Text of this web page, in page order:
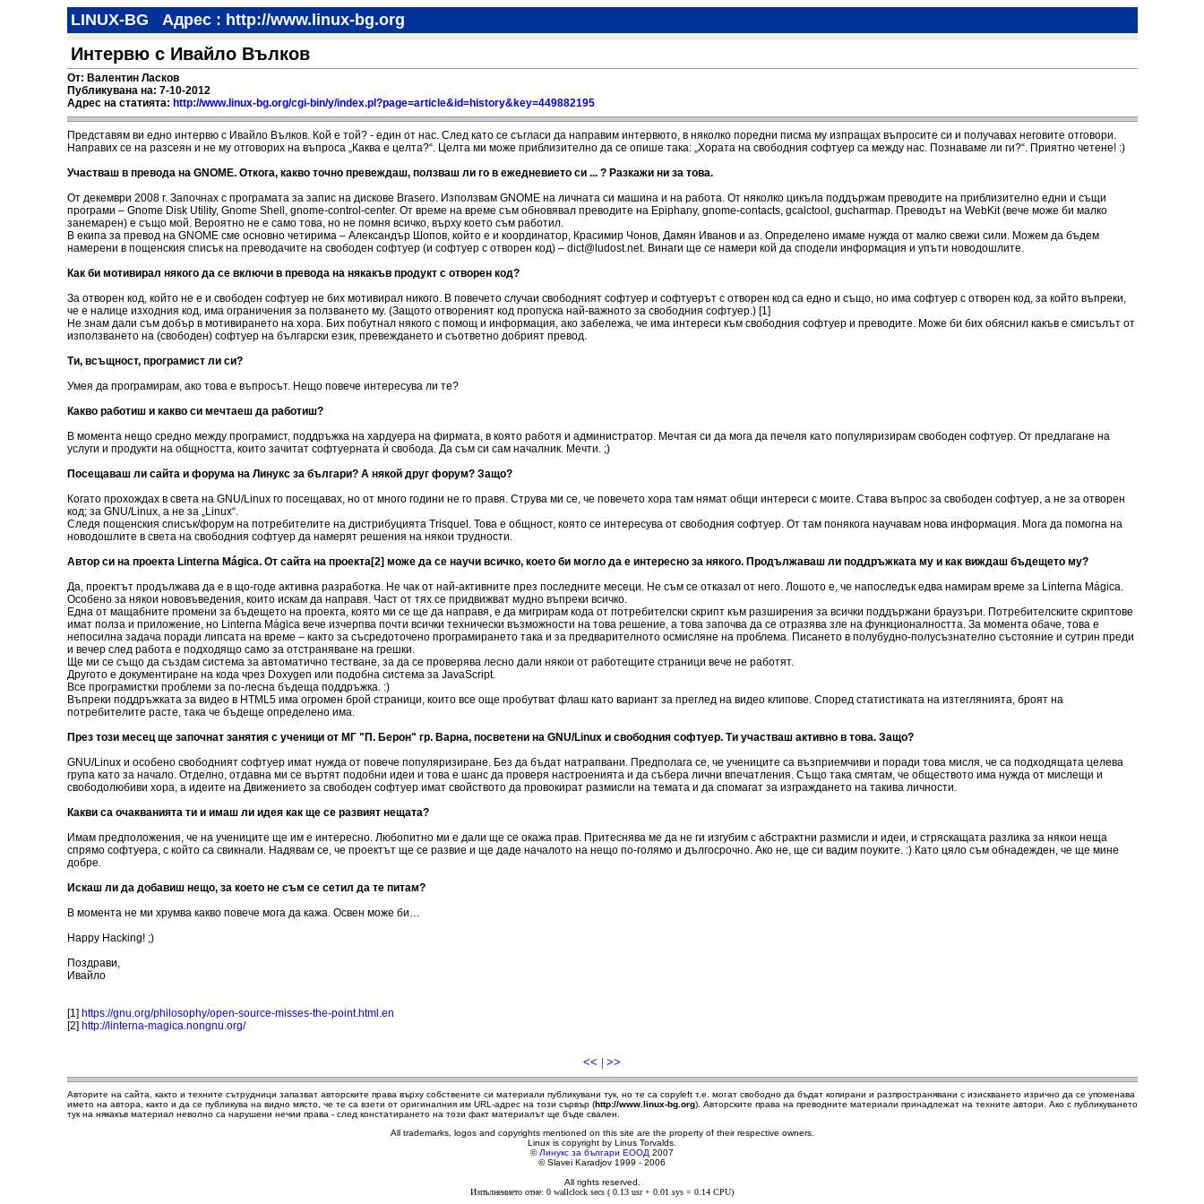
LINUX-BG Адрес : http://www.linux-bg.org
Интервю с Ивайло Вълков
От: Валентин Ласков
Публикувана на: 7-10-2012
Адрес на статията: http://www.linux-bg.org/cgi-bin/y/index.pl?page=article&id=history&key=449882195
Представям ви едно интервю с Ивайло Вълков. Кой е той? - един от нас. След като се съгласи да направим интервюто, в няколко поредни писма му изпращах въпросите си и получавах неговите отговори.
Направих се на разсеян и не му отговорих на въпроса „Каква е целта?“. Целта ми може приблизително да се опише така: „Хората на свободния софтуер са между нас. Познаваме ли ги?“. Приятно четене! :)
Участваш в превода на GNOME. Откога, какво точно превеждаш, ползваш ли го в ежедневието си ... ? Разкажи ни за това.
От декември 2008 г. Започнах с програмата за запис на дискове Brasero. Използвам GNOME на личната си машина и на работа. От няколко цикъла поддържам преводите на приблизително едни и същи
програми – Gnome Disk Utility, Gnome Shell, gnome-control-center. От време на време съм обновявал преводите на Epiphany, gnome-contacts, gcalctool, gucharmap. Преводът на WebKit (вече може би малко
занемарен) е също мой. Вероятно не е само това, но не помня всичко, върху което съм работил.
В екипа за превод на GNOME сме основно четирима – Александър Шопов, който е и координатор, Красимир Чонов, Дамян Иванов и аз. Определено имаме нужда от малко свежи сили. Можем да бъдем
намерени в пощенския списък на преводачите на свободен софтуер (и софтуер с отворен код) – dict@ludost.net. Винаги ще се намери кой да сподели информация и упъти новодошлите.
Как би мотивирал някого да се включи в превода на някакъв продукт с отворен код?
За отворен код, който не е и свободен софтуер не бих мотивирал никого. В повечето случаи свободният софтуер и софтуерът с отворен код са едно и също, но има софтуер с отворен код, за който въпреки,
че е налице изходния код, има ограничения за ползването му. (Защото отвореният код пропуска най-важното за свободния софтуер.) [1]
Не знам дали съм добър в мотивирането на хора. Бих побутнал някого с помощ и информация, ако забележа, че има интереси към свободния софтуер и преводите. Може би бих обяснил какъв е смисълът от
използването на (свободен) софтуер на български език, превеждането и съответно добрият превод.
Ти, всъщност, програмист ли си?
Умея да програмирам, ако това е въпросът. Нещо повече интересува ли те?
Какво работиш и какво си мечтаеш да работиш?
В момента нещо средно между програмист, поддръжка на хардуера на фирмата, в която работя и администратор. Мечтая си да мога да печеля като популяризирам свободен софтуер. От предлагане на
услуги и продукти на общността, които зачитат софтуерната ѝ свобода. Да съм си сам началник. Мечти. ;)
Посещаваш ли сайта и форума на Линукс за българи? А някой друг форум? Защо?
Когато прохождах в света на GNU/Linux го посещавах, но от много години не го правя. Струва ми се, че повечето хора там нямат общи интереси с моите. Става въпрос за свободен софтуер, а не за отворен
код; за GNU/Linux, а не за „Linux“.
Следя пощенския списък/форум на потребителите на дистрибуцията Trisquel. Това е общност, която се интересува от свободния софтуер. От там понякога научавам нова информация. Мога да помогна на
новодошлите в света на свободния софтуер да намерят решения на някои трудности.
Автор си на проекта Linterna Mágica. От сайта на проекта[2] може да се научи всичко, което би могло да е интересно за някого. Продължаваш ли поддръжката му и как виждаш бъдещето му?
Да, проектът продължава да е в що-годе активна разработка. Не чак от най-активните през последните месеци. Не съм се отказал от него. Лошото е, че напоследък едва намирам време за Linterna Mágica.
Особено за някои нововъведения, които искам да направя. Част от тях се придвижват мудно въпреки всичко.
Една от мащабните промени за бъдещето на проекта, която ми се ще да направя, е да мигрирам кода от потребителски скрипт към разширения за всички поддържани браузъри. Потребителските скриптове
имат полза и приложение, но Linterna Mágica вече изчерпва почти всички технически възможности на това решение, а това започва да се отразява зле на функционалността. За момента обаче, това е
непосилна задача поради липсата на време – както за съсредоточено програмирането така и за предварителното осмисляне на проблема. Писането в полубудно-полусъзнателно състояние и сутрин преди
и вечер след работа е подходящо само за отстраняване на грешки.
Ще ми се също да създам система за автоматично тестване, за да се проверява лесно дали някои от работещите страници вече не работят.
Другото е документиране на кода чрез Doxygen или подобна система за JavaScript.
Все програмистки проблеми за по-лесна бъдеща поддръжка. :)
Въпреки поддръжката за видео в HTML5 има огромен брой страници, които все още пробутват флаш като вариант за преглед на видео клипове. Според статистиката на изтеглянията, броят на
потребителите расте, така че бъдеще определено има.
През този месец ще започнат занятия с ученици от МГ "П. Берон" гр. Варна, посветени на GNU/Linux и свободния софтуер. Ти участваш активно в това. Защо?
GNU/Linux и особено свободният софтуер имат нужда от повече популяризиране. Без да бъдат натрапвани. Предполага се, че учениците са възприемчиви и поради това мисля, че са подходящата целева
група като за начало. Отделно, отдавна ми се въртят подобни идеи и това е шанс да проверя настроенията и да събера лични впечатления. Също така смятам, че обществото има нужда от мислещи и
свободолюбиви хора, а идеите на Движението за свободен софтуер имат свойството да провокират размисли на темата и да спомагат за изграждането на такива личности.
Какви са очакванията ти и имаш ли идея как ще се развият нещата?
Имам предположения, че на учениците ще им е интересно. Любопитно ми е дали ще се окажа прав. Притеснява ме да не ги изгубим с абстрактни размисли и идеи, и стряскащата разлика за някои неща
спрямо софтуера, с който са свикнали. Надявам се, че проектът ще се развие и ще даде началото на нещо по-голямо и дългосрочно. Ако не, ще си вадим поуките. :) Като цяло съм обнадежден, че ще мине
добре.
Искаш ли да добавиш нещо, за което не съм се сетил да те питам?
В момента не ми хрумва какво повече мога да кажа. Освен може би…
Happy Hacking! ;)
Поздрави,
Ивайло
[1] https://gnu.org/philosophy/open-source-misses-the-point.html.en
[2] http://linterna-magica.nongnu.org/
<< | >>
Авторите на сайта, както и техните сътрудници запазват авторските права върху собствените си материали публикувани тук, но те са copyleft т.е. могат свободно да бъдат копирани и разпространявани с изискването изрично да се упоменава
името на автора, както и да се публикува на видно място, че те са взети от оригиналния им URL-адрес на този сървър (http://www.linux-bg.org). Авторските права на преводните материали принадлежат на техните автори. Ако с публикуването
тук на някакъв материал неволно са нарушени нечии права - след констатирането на този факт материалът ще бъде свален.
All trademarks, logos and copyrights mentioned on this site are the property of their respective owners.
Linux is copyright by Linus Torvalds.
© Линукс за българи ЕООД 2007
© Slavei Karadjov 1999 - 2006
All rights reserved.
Изпълнението отне: 0 wallclock secs ( 0.13 usr + 0.01 sys = 0.14 CPU)